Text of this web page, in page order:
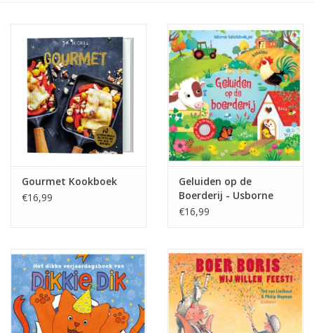
Stationery & Gifts
Sieraden
Hebbedingen
Juf & Meester Cadeaus
Brievenbus Kadootjes
Gourmet Kookboek
€16,99
Geluiden op de
Boerderij - Usborne
€16,99